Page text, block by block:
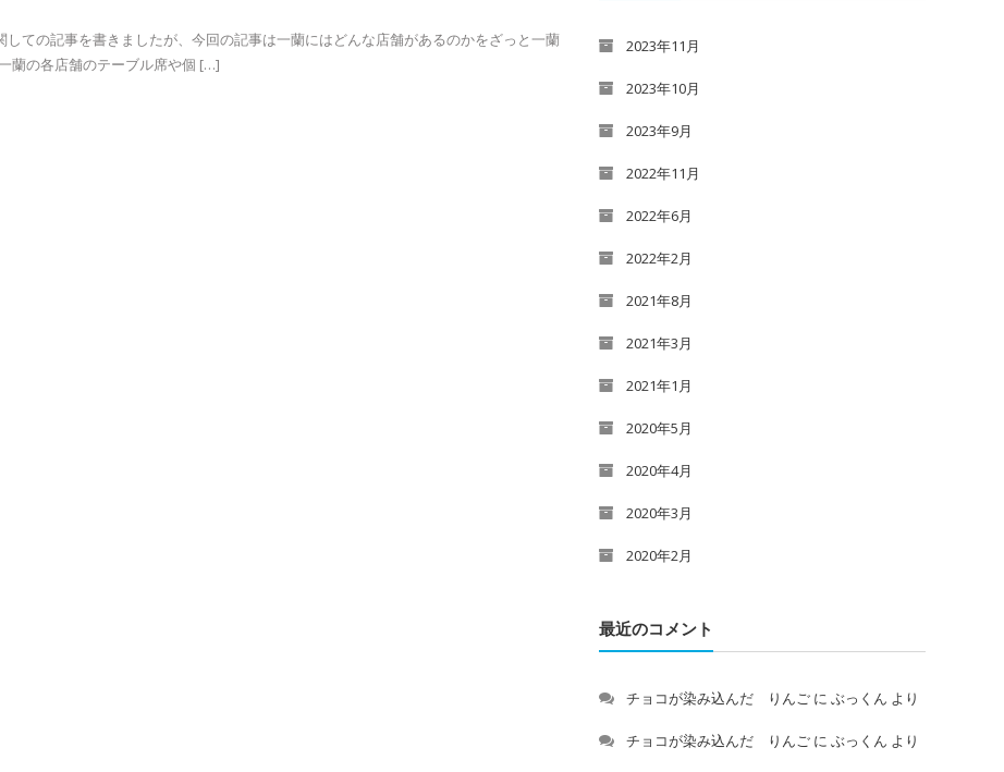
ての記事を書きましたが、今回の記事は一蘭にはどんな店舗があるのかをざっと一蘭
蘭の各店舗のテーブル席や個 […]
2023年11月
2023年10月
2023年9月
2022年11月
2022年6月
2022年2月
2021年8月
2021年3月
2021年1月
2020年5月
2020年4月
2020年3月
2020年2月
最近のコメント
チョコが染み込んだ りんご に ぶっくん より
チョコが染み込んだ りんご に ぶっくん より